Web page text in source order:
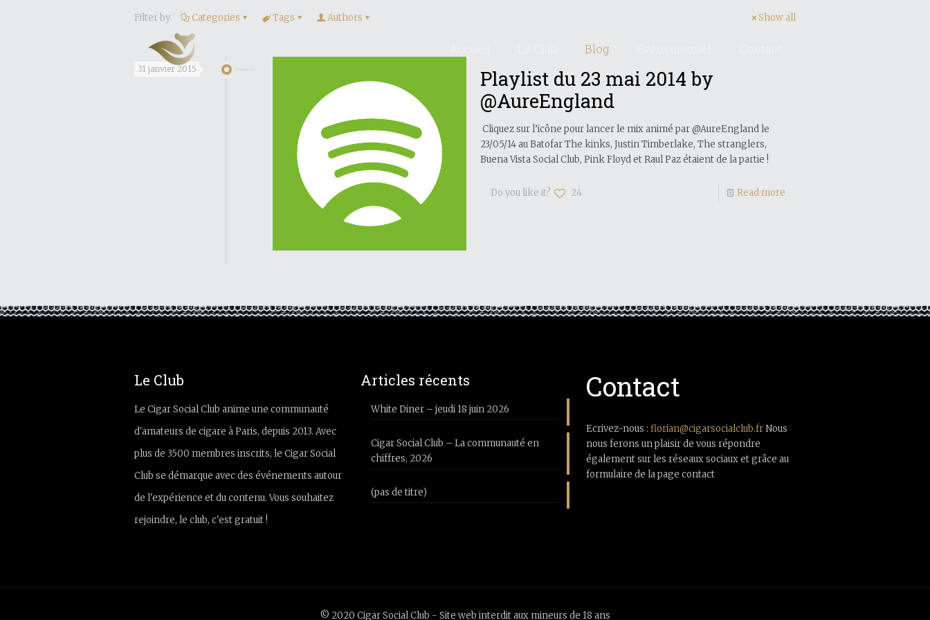
Blog
Filter by Categories Tags Authors Show all
31 janvier 2015
Playlist du 23 mai 2014 by
@AureEngland
Cliquez sur l’icône pour lancer le mix animé par @AureEngland le
23/05/14 au Batofar The kinks, Justin Timberlake, The stranglers,
Buena Vista Social Club, Pink Floyd et Raul Paz étaient de la partie !
Do you like it? 24 Read more
Le Club
Le Cigar Social Club anime une communauté
d'amateurs de cigare à Paris, depuis 2013. Avec
plus de 3500 membres inscrits, le Cigar Social
Club se démarque avec des événements autour
de l'expérience et du contenu. Vous souhaitez
rejoindre, le club, c'est gratuit !
Articles récents
White Diner – jeudi 18 juin 2026
Cigar Social Club – La communauté en
chiffres, 2026
(pas de titre)
Contact
Ecrivez-nous :florian@cigarsocialclub.frNous
nous ferons un plaisir de vous répondre
également sur les réseaux sociaux et grâce au
formulaire de la page contact
© 2020 Cigar Social Club - Site web interdit aux mineurs de 18 ans